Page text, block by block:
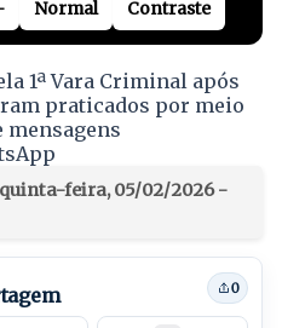
Normal Contraste
1ª Vara Criminal após
praticados por meio
mensagens
feira, 05/02/2026 -
0